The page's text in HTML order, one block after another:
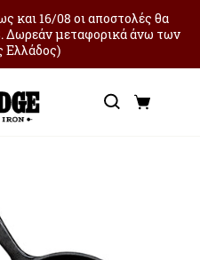
και 16/08 οι αποστολές θα
Δωρεάν μεταφορικά άνω των
Ελλάδος)